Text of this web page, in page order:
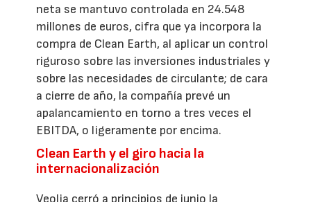
neta se mantuvo controlada en 24.548
millones de euros, cifra que ya incorpora la
compra de Clean Earth, al aplicar un control
riguroso sobre las inversiones industriales y
sobre las necesidades de circulante; de cara
a cierre de año, la compañía prevé un
apalancamiento en torno a tres veces el
EBITDA, o ligeramente por encima.
Clean Earth y el giro hacia la
internacionalización
Veolia cerró a principios de junio la